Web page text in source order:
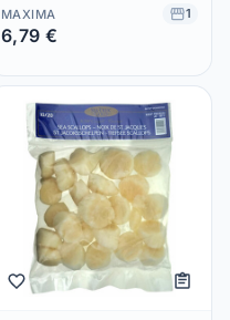
MAXIMA 1
6,79 €